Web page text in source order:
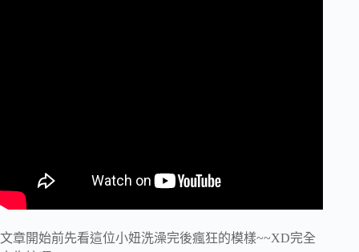
文章開始前先看這位小妞洗澡完後瘋狂的模樣~~XD完全